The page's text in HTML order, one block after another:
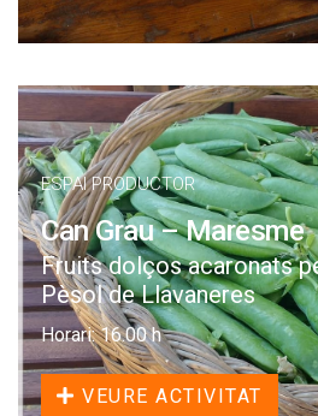
ESPAI PRODUCTOR
Can Grau – Maresme
Fruits dolços acaronats
Pèsol de Llavaneres
Horari: 16.00 h
VEURE ACTIVITAT